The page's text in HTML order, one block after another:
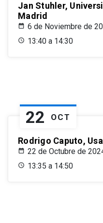
Jan Stuhler,
Madrid
6 de Noviembre de
13:40 a 14:30
22 OCT
Rodrigo Caputo,
22 de Octubre de
13:35 a 14:50